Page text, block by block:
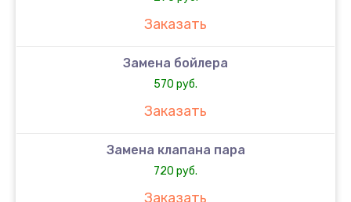
Заказать
Замена бойлера
570 руб.
Заказать
Замена клапана пара
720 руб.
Заказать